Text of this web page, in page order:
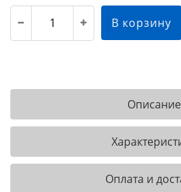
В корзину
Описание
Оплата и